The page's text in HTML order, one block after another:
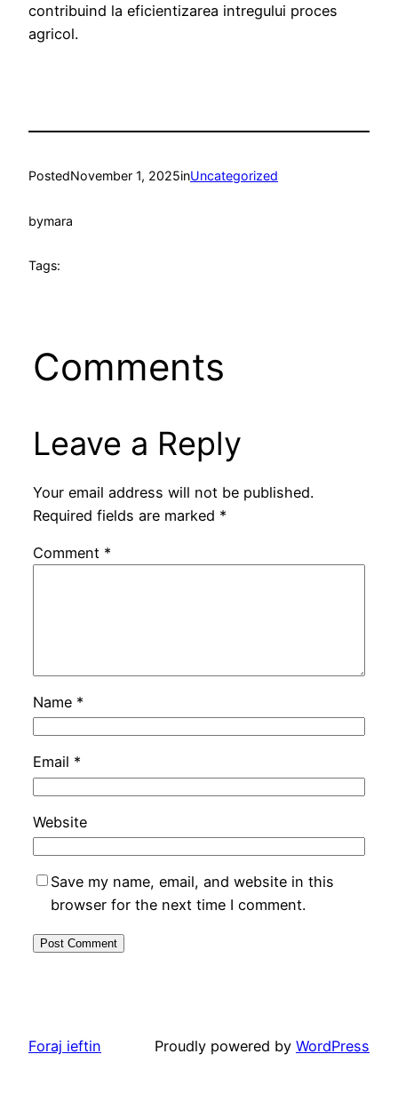
contribuind la eficientizarea intregului proces
agricol.
PostedNovember 1, 2025inUncategorized
bymara
Tags:
Comments
Leave a Reply
Your email address will not be published.
Required fields are marked *
Comment *
Name *
Email *
Website
Save my name, email, and website in this
browser for the next time I comment.
Foraj ieftin Proudly powered by WordPress